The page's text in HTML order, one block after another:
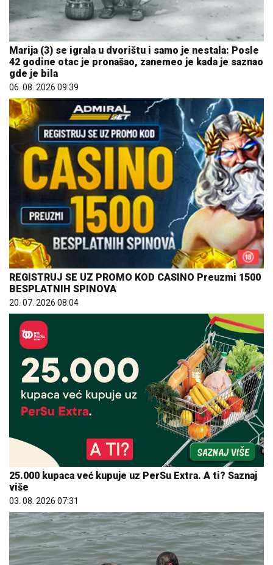
Marija (3) se igrala u dvorištu i samo je nestala: Posle
42 godine otac je pronašao, zanemeo je kada je saznao
gde je bila
06. 08. 2026 09:39
REGISTRUJ SE UZ PROMO KOD CASINO Preuzmi 1500
BESPLATNIH SPINOVA
20. 07. 2026 08:04
25.000 kupaca već kupuje uz PerSu Extra. A ti? Saznaj
više
03. 08. 2026 07:31